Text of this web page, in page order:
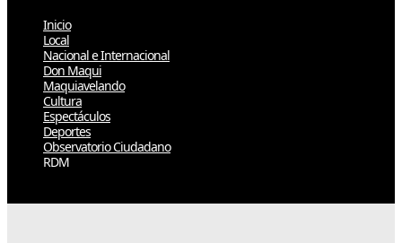
Inicio
Local
Nacional e Internacional
Don Maqui
Maquiavelando
Cultura
Espectáculos
Deportes
Observatorio Ciudadano
RDM